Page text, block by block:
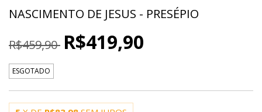
NASCIMENTO DE JESUS - PRESÉPIO
R$459,90 R$419,90
ESGOTADO